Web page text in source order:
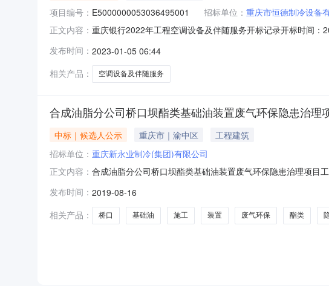
项目编号： E5000000053036495001 招标单位： 重庆市恒德制冷设备
正文内容： 重庆银行2022年工程空调设备及伴随服务开标记录开标时间
冷暖设备有限公司;项目负责人:;报价:0.00元/%;工期:日历天;质
发布时间： 2023-01-05 06:44
相关产品：
空调设备及伴随服务
合成油脂分公司桥口坝酯类基础油装置废气环保隐患治理
中标｜候选人公示 重庆市｜渝中区
工程建筑
招标单位： 重庆新永业制冷(集团)有限公司
正文内容： 合成油脂分公司桥口坝酯类基础油装置废气环保隐患治理项目
选人第三中标候选人投标人名称重庆新永业制冷（集团）有限
发布时间： 2019-08-16
相关产品：
桥口 基础油 施工 装置 废气环保 酯类